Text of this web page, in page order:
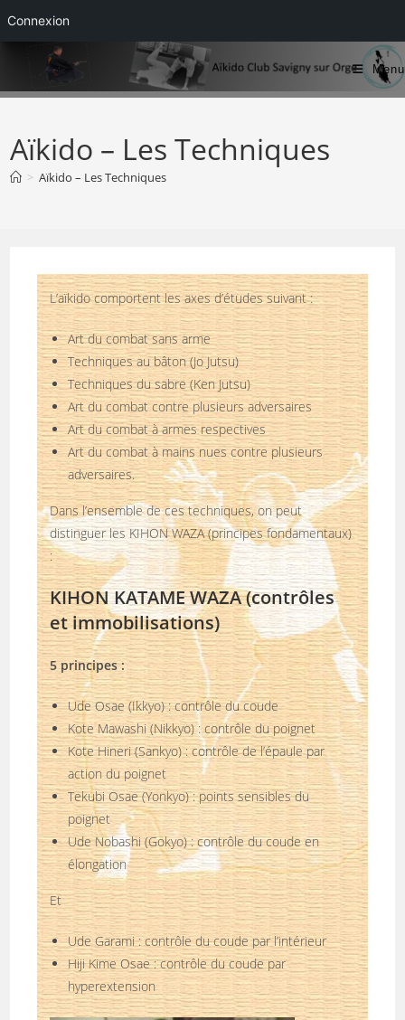
Connexion
content
Menu
Aïkido – Les Techniques
> Aïkido – Les Techniques
L’aïkido comportent les axes d’études suivant :
Art du combat sans arme
Techniques au bâton (Jo Jutsu)
Techniques du sabre (Ken Jutsu)
Art du combat contre plusieurs adversaires
Art du combat à armes respectives
Art du combat à mains nues contre plusieurs
adversaires.
Dans l’ensemble de ces techniques, on peut
distinguer les KIHON WAZA (principes fondamentaux)
:
KIHON KATAME WAZA (contrôles
et immobilisations)
5 principes :
Ude Osae (Ikkyo) : contrôle du coude
Kote Mawashi (Nikkyo) : contrôle du poignet
Kote Hineri (Sankyo) : contrôle de l’épaule par
action du poignet
Tekubi Osae (Yonkyo) : points sensibles du
poignet
Ude Nobashi (Gokyo) : contrôle du coude en
élongation
Et
Ude Garami : contrôle du coude par l’intérieur
Hiji Kime Osae : contrôle du coude par
hyperextension